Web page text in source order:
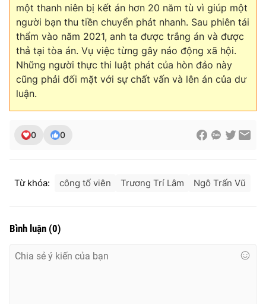
Ðiện thoại Thời báo VTV:024.66 897 897
Email:toasoan@vtv.vn
Liên hệ quảng cáo:024-7300.7108
thông tin từ website này.
một thanh niên bị kết án hơn 20 năm tù vì giúp một
người bạn thu tiền chuyển phát nhanh. Sau phiên tái
thẩm vào năm 2021, anh ta được trắng án và được
thả tại tòa án. Vụ việc từng gây náo động xã hội.
Những người thực thi luật phát của hòn đảo này
cũng phải đối mặt với sự chất vấn và lên án của dư
luận.
0 0
Từ khóa: công tố viên Trương Trí Lâm Ngô Trấn Vũ
Bình luận (0)